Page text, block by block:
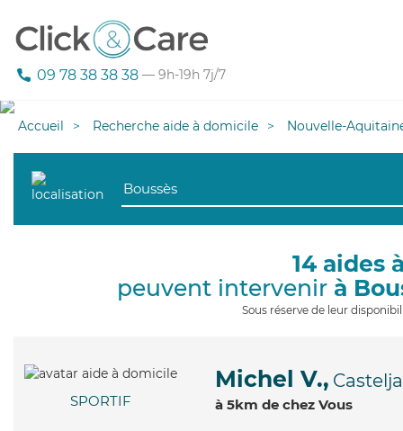
09 78 38 38 38 — 9h-19h 7j/7
Accueil Recherche aide à domicile Nouvelle-
14 aides
peuvent intervenir à
Sous réserve de leur
SPORTIF
Michel V.,
à 5km de chez Vous